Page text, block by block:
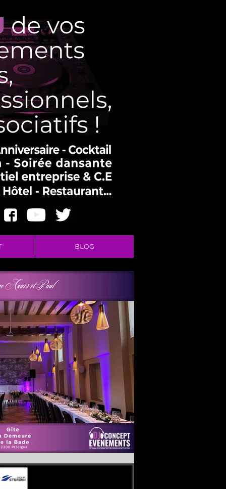
BLOG
2 La Vibe Records
24 Heures Du Mans
24 Heures Le Mans
24 Hours Le Mans24h Le Mans
72Amélie Leray photographe
Anniversaire
Anniversaire Gite des Grands Marais
Anniversaire La Petite Rangée
Anniversaire de mariage
Au Coeur Des Saveurs 72
Au Panier Gourmand
Au cœur des saveurs